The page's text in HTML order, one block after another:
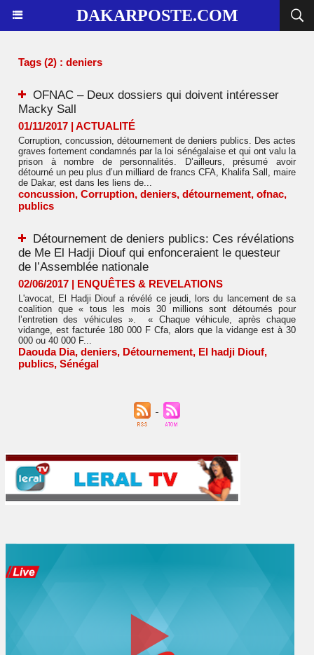
DAKARPOSTE.COM
Tags (2) : deniers
OFNAC – Deux dossiers qui doivent intéresser
Macky Sall
01/11/2017 | ACTUALITÉ
Corruption, concussion, détournement de deniers publics. Des actes
graves fortement condamnés par la loi sénégalaise et qui ont valu la
prison à nombre de personnalités. D’ailleurs, présumé avoir
détourné un peu plus d’un milliard de francs CFA, Khalifa Sall, maire
de Dakar, est dans les liens de...
concussion, Corruption, deniers, détournement, ofnac,
publics
Détournement de deniers publics: Ces révélations
de Me El Hadji Diouf qui enfonceraient le questeur
de l’Assemblée nationale
02/06/2017 | ENQUÊTES & REVELATIONS
L'avocat, El Hadji Diouf a révélé ce jeudi, lors du lancement de sa
coalition que « tous les mois 30 millions sont détournés pour
l’entretien des véhicules ». « Chaque véhicule, après chaque
vidange, est facturée 180 000 F Cfa, alors que la vidange est à 30
000 ou 40 000 F...
Daouda Dia, deniers, Détournement, El hadji Diouf,
publics, Sénégal